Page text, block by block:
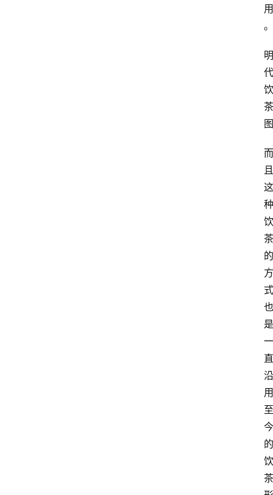
用
。
明
代
饮
茶
图
而
且
这
种
饮
茶
的
方
式
也
是
一
直
沿
用
至
今
的
饮
茶